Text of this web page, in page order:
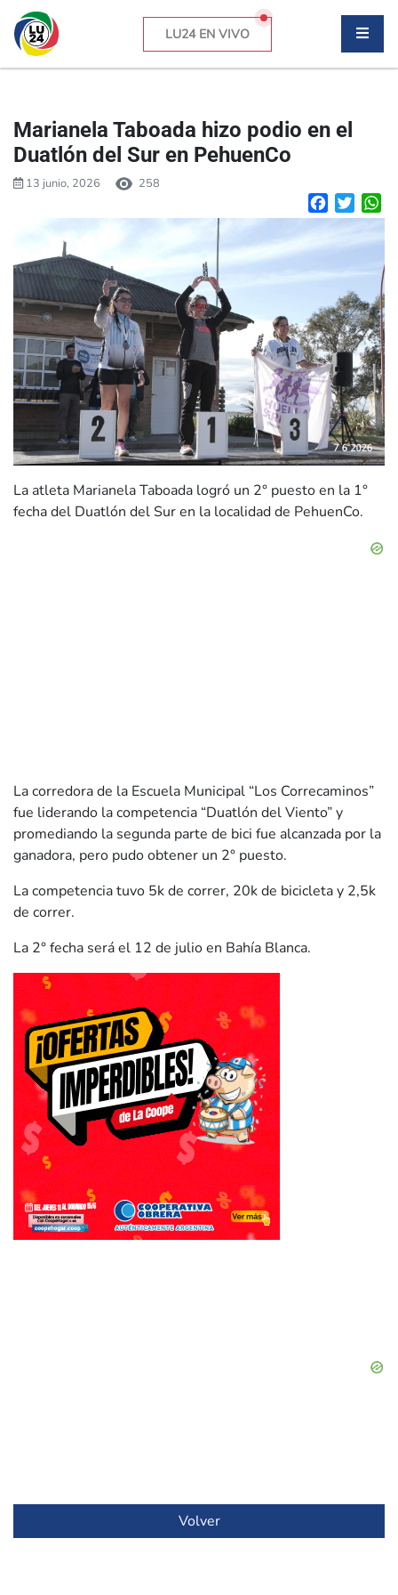
LU24 EN VIVO
Marianela Taboada hizo podio en el
Duatlón del Sur en PehuenCo
13 junio, 2026 258
Facebook
La atleta Marianela Taboada logró un 2° puesto en la 1°
fecha del Duatlón del Sur en la localidad de PehuenCo.
La corredora de la Escuela Municipal “Los Correcaminos”
fue liderando la competencia “Duatlón del Viento” y
promediando la segunda parte de bici fue alcanzada por la
ganadora, pero pudo obtener un 2° puesto.
La competencia tuvo 5k de correr, 20k de bicicleta y 2,5k
de correr.
La 2° fecha será el 12 de julio en Bahía Blanca.
Volver